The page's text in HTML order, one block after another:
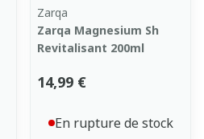
Zarqa
Zarqa Magnesium Sh
Revitalisant 200ml
14,99 €
En rupture de stock